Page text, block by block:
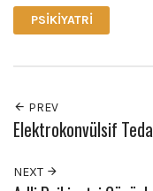
PSIKIYATRI
PREV
Elektrokonvülsif
NEXT